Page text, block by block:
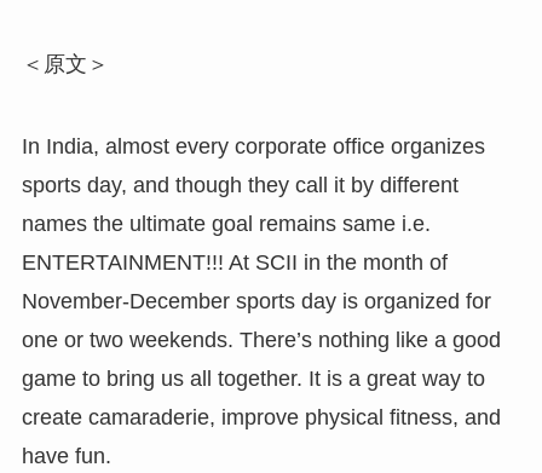
＜原文＞
In India, almost every corporate office organizes
sports day, and though they call it by different
names the ultimate goal remains same i.e.
ENTERTAINMENT!!! At SCII in the month of
November-December sports day is organized for
one or two weekends. There’s nothing like a good
game to bring us all together. It is a great way to
create camaraderie, improve physical fitness, and
have fun.